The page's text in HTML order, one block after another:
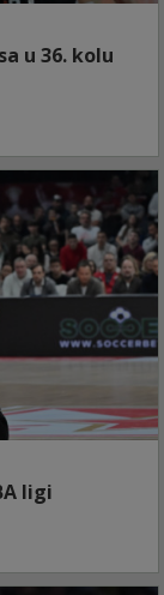
u 36. kolu
ligi